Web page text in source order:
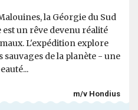
la Géorgie du Sud
un rêve devenu réalité
L'expédition explore
de la planète - une
m/v Hondius